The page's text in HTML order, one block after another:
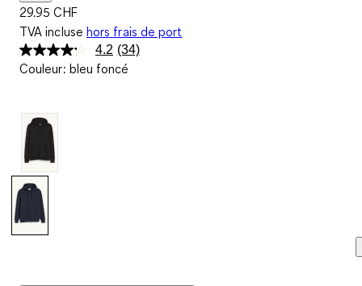
29.95 CHF
TVA incluse hors frais de port
4.2 Lire
34
(34)
Couleur: bleu foncé